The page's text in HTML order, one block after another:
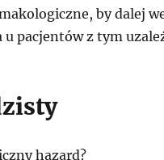
by dalej
u pacjentów z tym
hazard?